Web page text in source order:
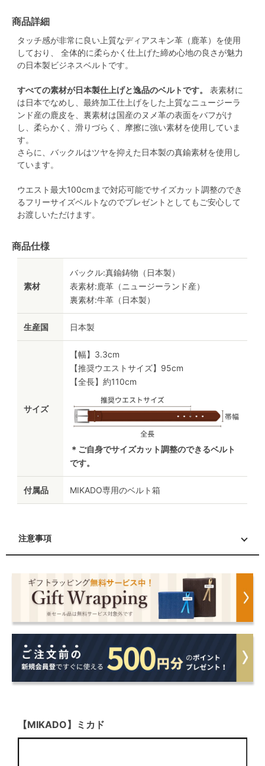
商品詳細
タッチ感が非常に良い上質なディアスキン革（鹿革）を使用
しており、 全体的に柔らかく仕上げた締め心地の良さが魅力
の日本製ビジネスベルトです。
すべての素材が日本製仕上げと逸品のベルトです。
表素材に
は日本でなめし、最終加工仕上げをした上質なニュージーラ
ンド産の鹿皮を、裏素材は国産のヌメ革の表面をバフがけ
し、柔らかく、滑りづらく、摩擦に強い素材を使用していま
す。
さらに、バックルはツヤを抑えた日本製の真鍮素材を使用し
ています。
ウエスト最大100cmまで対応可能でサイズカット調整のでき
るフリーサイズベルトなのでプレゼントとしてもご安心して
お渡しいただけます。
商品仕様
素材
バックル:真鍮鋳物（日本製）
表素材:鹿革（ニュージーランド産）
裏素材:牛革（日本製）
生産国 日本製
サイズ
【幅】3.3cm
【推奨ウエストサイズ】95cm
【全長】約110cm
＊ご自身でサイズカット調整のできるベルト
です。
付属品 MIKADO専用のベルト箱
注意事項
【MIKADO】ミカド